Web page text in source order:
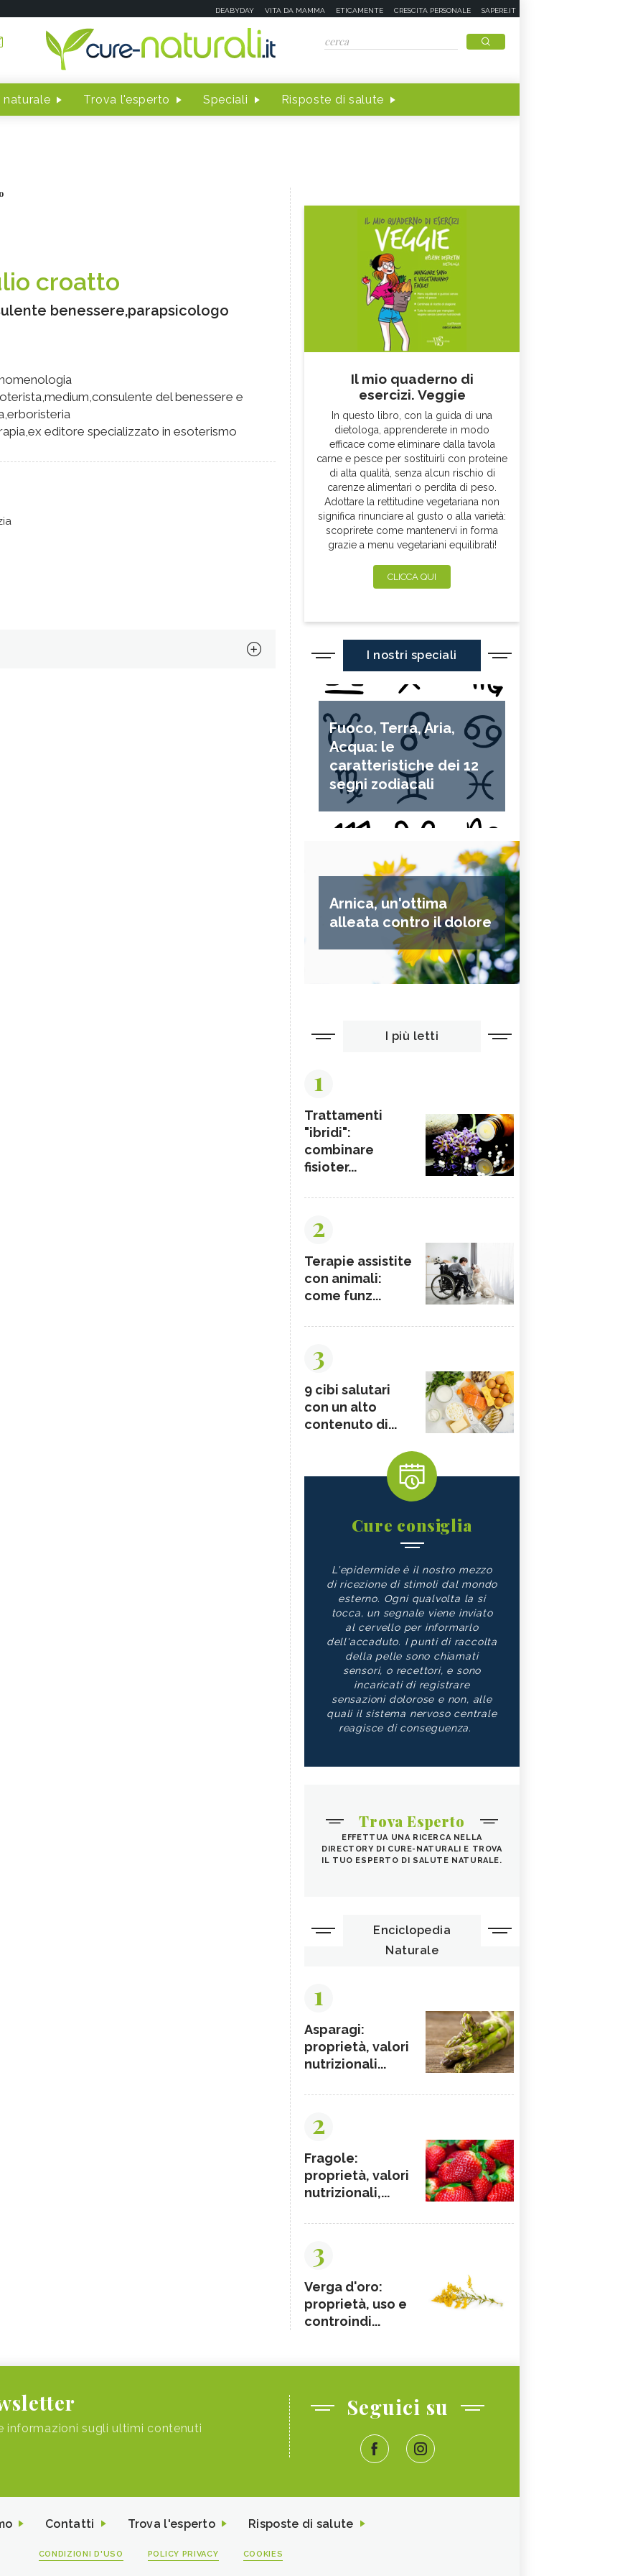
DEABYDAY VITA DA MAMMA ETICAMENTE CRESCITA PERSONALE SAPERE.IT
naturale Trova l'esperto Speciali Risposte di salute
croatto
benessere,parapsicologo
del benessere e
editore specializzato in esoterismo
Il mio quaderno di
esercizi. Veggie
In questo libro, con la guida di una
dietologa, apprenderete in modo
efficace come eliminare dalla tavola
carne e pesce per sostituirli con proteine
di alta qualità, senza alcun rischio di
carenze alimentari o perdita di peso.
Adottare la rettitudine vegetariana non
significa rinunciare al gusto o alla varietà:
scoprirete come mantenervi in forma
grazie a menu vegetariani equilibrati!
CLICCA QUI
I nostri speciali
Fuoco, Terra, Aria,
Acqua: le
caratteristiche dei 12
segni zodiacali
Arnica, un'ottima
alleata contro il dolore
I più letti
1
Trattamenti
"ibridi":
combinare
fisioter...
2
Terapie assistite
con animali:
come funz...
3
9 cibi salutari
con un alto
contenuto di...
Cure consiglia
L'epidermide è il nostro mezzo
di ricezione di stimoli dal mondo
esterno. Ogni qualvolta la si
tocca, un segnale viene inviato
al cervello per informarlo
dell'accaduto. I punti di raccolta
della pelle sono chiamati
sensori, o recettori, e sono
incaricati di registrare
sensazioni dolorose e non, alle
quali il sistema nervoso centrale
reagisce di conseguenza.
Trova Esperto
EFFETTUA UNA RICERCA NELLA
DIRECTORY DI CURE-NATURALI E TROVA
IL TUO ESPERTO DI SALUTE NATURALE.
Enciclopedia
Naturale
1
Asparagi:
proprietà, valori
nutrizionali...
2
Fragole:
proprietà, valori
nutrizionali,...
3
Verga d'oro:
proprietà, uso e
controindi...
informazioni sugli ultimi contenuti
Seguici su
Contatti Trova l'esperto Risposte di salute
CONDIZIONI D'USO POLICY PRIVACY COOKIES